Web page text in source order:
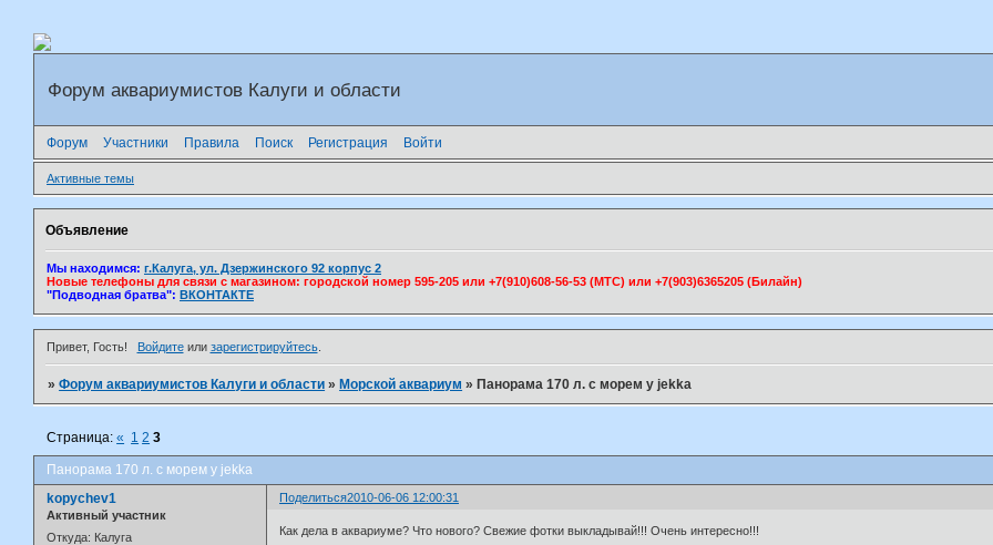
Форум аквариумистов Калуги и области
Форум Участники Правила Поиск Регистрация Войти
Активные темы
Объявление
Мы находимся: г.Калуга, ул. Дзержинского 92 корпус 2
Новые телефоны для связи с магазином: городской номер 595-205 или +7(910)608-56-53 (МТС) или +7(903)6365205 (Билайн)
"Подводная братва": ВКОНТАКТЕ
Привет, Гость! Войдитеили зарегистрируйтесь.
»Форум аквариумистов Калуги и области » Морской аквариум » Панорама 170 л. с морем у jekka
Панорама 170 л. с морем у jekka
Страница:« 1 2 3
Поделиться2010-06-06 12:00:31
kopychev1
Активный участник
Откуда: Калуга
Как дела в аквариуме? Что нового? Свежие фотки выкладывай!!! Очень интересно!!!